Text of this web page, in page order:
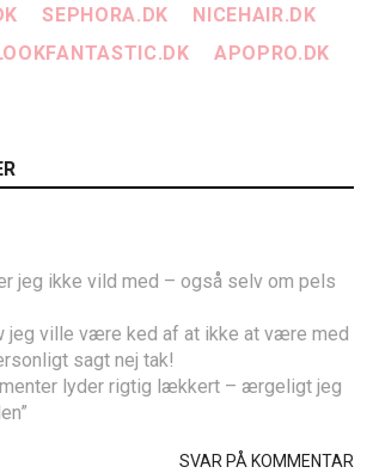
SEPHORA.DK
NICEHAIR.DK
APOPRO.DK
jeg ikke vild med – også selv om pels
jeg ville være ked af at ikke at være med
sagt nej tak!
lyder rigtig lækkert – ærgeligt jeg
SVAR PÅ KOMMENTAR